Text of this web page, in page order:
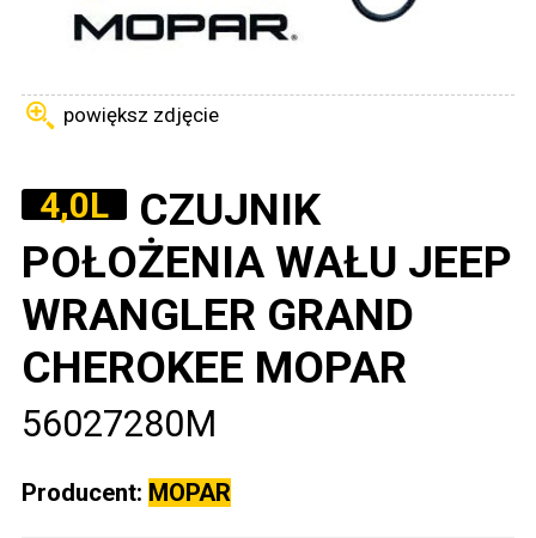
powiększ zdjęcie
4,0L
CZUJNIK
POŁOŻENIA WAŁU JEEP
WRANGLER GRAND
CHEROKEE MOPAR
56027280M
Producent: MOPAR